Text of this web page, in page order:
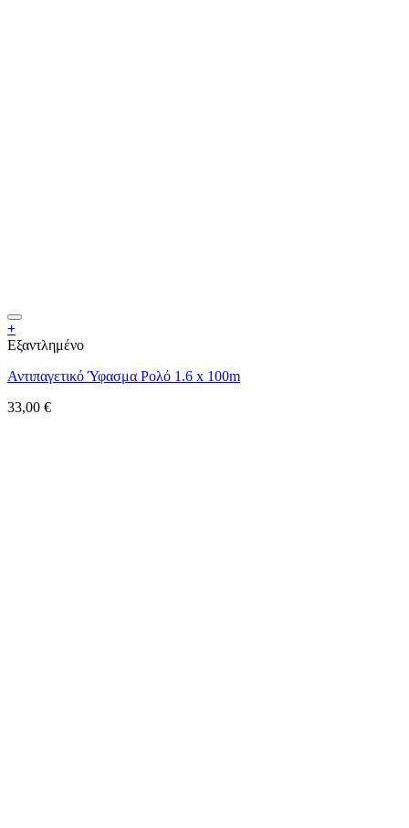
+
Εξαντλημένο
Αντιπαγετικό Ύφασμα Ρολό 1.6 x 100m
33,00 €